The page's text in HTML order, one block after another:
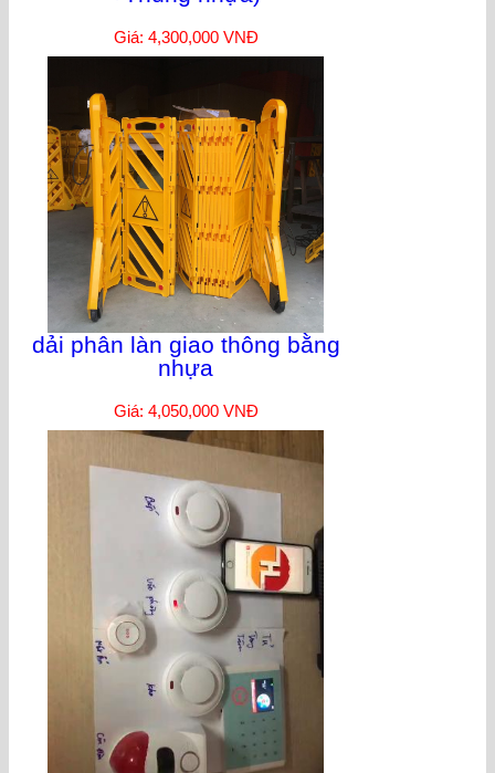
Giá: 4,300,000 VNĐ
dải phân làn giao thông bằng
nhựa
Giá: 4,050,000 VNĐ